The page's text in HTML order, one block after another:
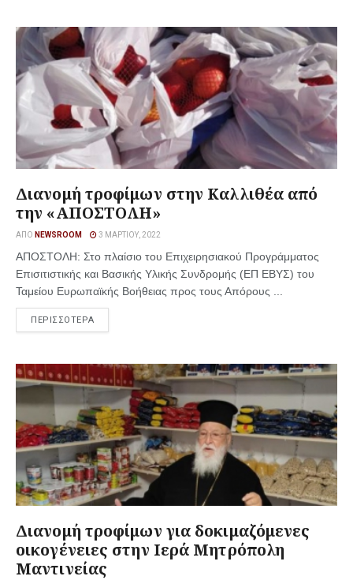
Διανομή τροφίμων στην Καλλιθέα από
την «ΑΠΟΣΤΟΛΗ»
ΑΠΌ NEWSROOM 3 ΜΑΡΤΊΟΥ, 2022
ΑΠΟΣΤΟΛΗ: Στο πλαίσιο του Επιχειρησιακού Προγράμματος
Επισιτιστικής και Βασικής Υλικής Συνδρομής (ΕΠ ΕΒΥΣ) του
Ταμείου Ευρωπαϊκής Βοήθειας προς τους Απόρους ...
ΠΕΡΙΣΣΟΤΕΡΑ
Διανομή τροφίμων για δοκιμαζόμενες
οικογένειες στην Ιερά Μητρόπολη
Μαντινείας